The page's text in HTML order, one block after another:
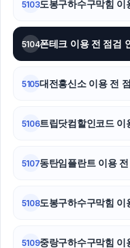
5103도봉구하수구막힘
5104폰테크 이용 전 점검
5105대전흥신소 이용 전
5106트립닷컴할인코드
5107동탄임플란트 이용
5108도봉구하수구막힘
5109중랑구하수구막힘